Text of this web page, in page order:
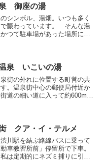
産屋さんが昭和の観...
御座の湯
シンボル、湯畑。いつも多く
賑わっています。 そんな湯
つて駐車場があった場所に
々たる存在感...
泉 いこいの湯
街の外れに位置する町営の共
。温泉街中心の郵便局付近か
道の細い道に入って約600m西
おり、温泉...
クア・イ・テルメ
川駅を結ぶ路線バスに乗って
動車教習所前」停留所で下車。
は定期的にネズミ捕りに引っ